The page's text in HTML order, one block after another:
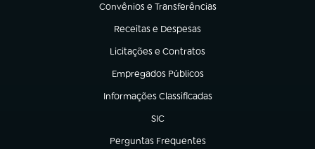
Convênios e Transferências
(abre em nova aba)
Receitas e Despesas
(abre em nova aba)
Licitações e Contratos
(abre em nova aba)
Empregados Públicos
(abre em nova aba)
Informações Classificadas
(abre em nova aba)
SIC
(abre em nova aba)
Perguntas Frequentes
(abre em nova aba)